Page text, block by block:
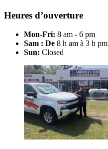
Heures d’ouverture
Mon-Fri: 8 am - 6 pm
Sam : De 8 h am à 3 h pm
Sun: Closed